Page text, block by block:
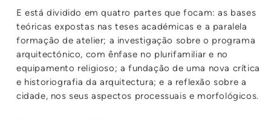
E está dividido em quatro partes que focam: as bases
teóricas expostas nas teses académicas e a paralela
formação de atelier; a investigação sobre o programa
arquitectónico, com ênfase no plurifamiliar e no
equipamento religioso; a fundação de uma nova crítica
e historiografia da arquitectura; e a reflexão sobre a
cidade, nos seus aspectos processuais e morfológicos.